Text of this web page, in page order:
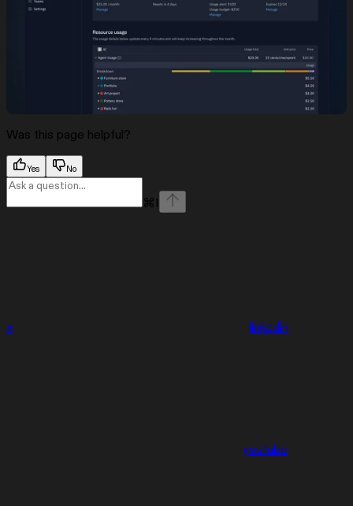
Was this page helpful?
Yes No
⌘ I
x linkedin
youtube